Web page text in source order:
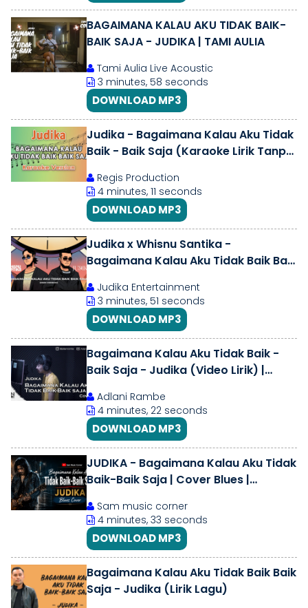
BAGAIMANA KALAU AKU TIDAK BAIK-
BAIK SAJA - JUDIKA | TAMI AULIA
Tami Aulia Live Acoustic
3 minutes, 58 seconds
DOWNLOAD MP3
Judika - Bagaimana Kalau Aku Tidak
Baik - Baik Saja (Karaoke Lirik Tanpa
Regis Production
4 minutes, 11 seconds
DOWNLOAD MP3
Judika x Whisnu Santika -
Bagaimana Kalau Aku Tidak Baik Baik
Judika Entertainment
3 minutes, 51 seconds
DOWNLOAD MP3
Bagaimana Kalau Aku Tidak Baik -
Baik Saja - Judika (Video Lirik) |
Adlani Rambe
4 minutes, 22 seconds
DOWNLOAD MP3
JUDIKA - Bagaimana Kalau Aku Tidak
Baik-Baik Saja | Cover Blues |
Sam music corner
4 minutes, 33 seconds
DOWNLOAD MP3
Bagaimana Kalau Aku Tidak Baik Baik
Saja - Judika (Lirik Lagu)